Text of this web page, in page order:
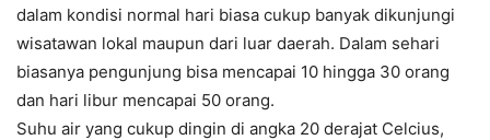
dalam kondisi normal hari biasa cukup banyak dikunjungi
wisatawan lokal maupun dari luar daerah. Dalam sehari
biasanya pengunjung bisa mencapai 10 hingga 30 orang
dan hari libur mencapai 50 orang.
Suhu air yang cukup dingin di angka 20 derajat Celcius,